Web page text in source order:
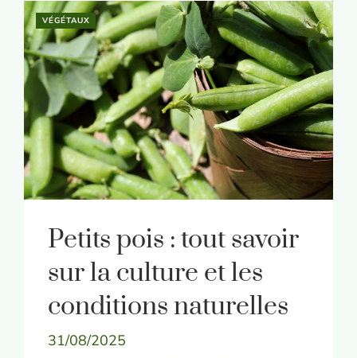
VÉGÉTAUX
Petits pois : tout savoir
sur la culture et les
conditions naturelles
31/08/2025